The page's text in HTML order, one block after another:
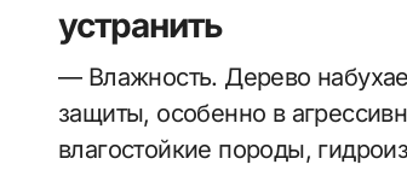
устранить
— Влажность. Дерево
защиты, особенно в
влагостойкие породы,